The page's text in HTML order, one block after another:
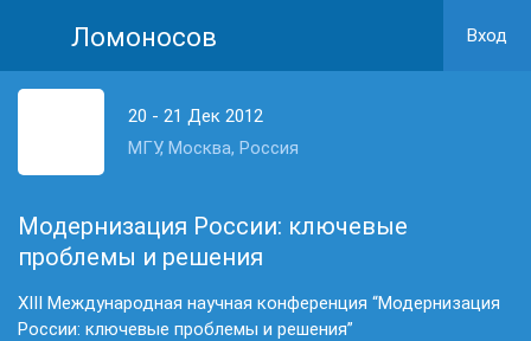
Ломоносов Вход
20 - 21 Дек 2012
МГУ, Москва, Россия
Модернизация России: ключевые
проблемы и решения
XIII Международная научная конференция “Модернизация
России: ключевые проблемы и решения”